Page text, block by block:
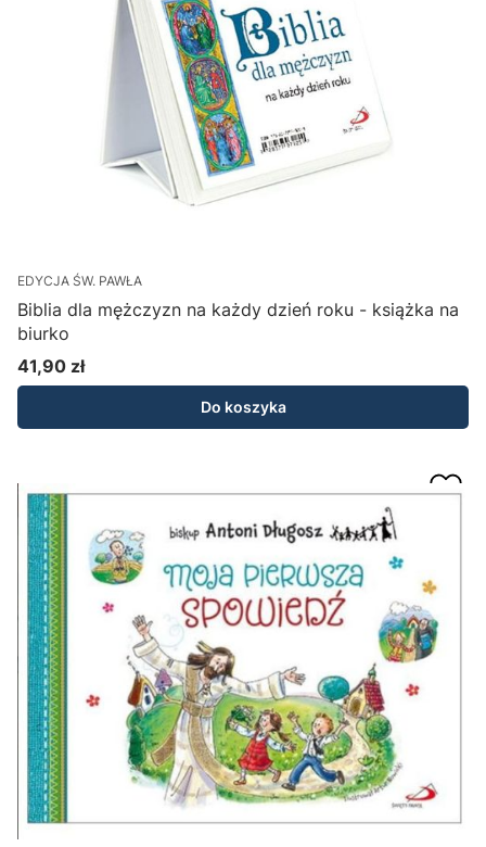
EDYCJA ŚW. PAWŁA
Biblia dla mężczyzn na każdy dzień roku - książka na
biurko
Cena
41,90 zł
Do koszyka